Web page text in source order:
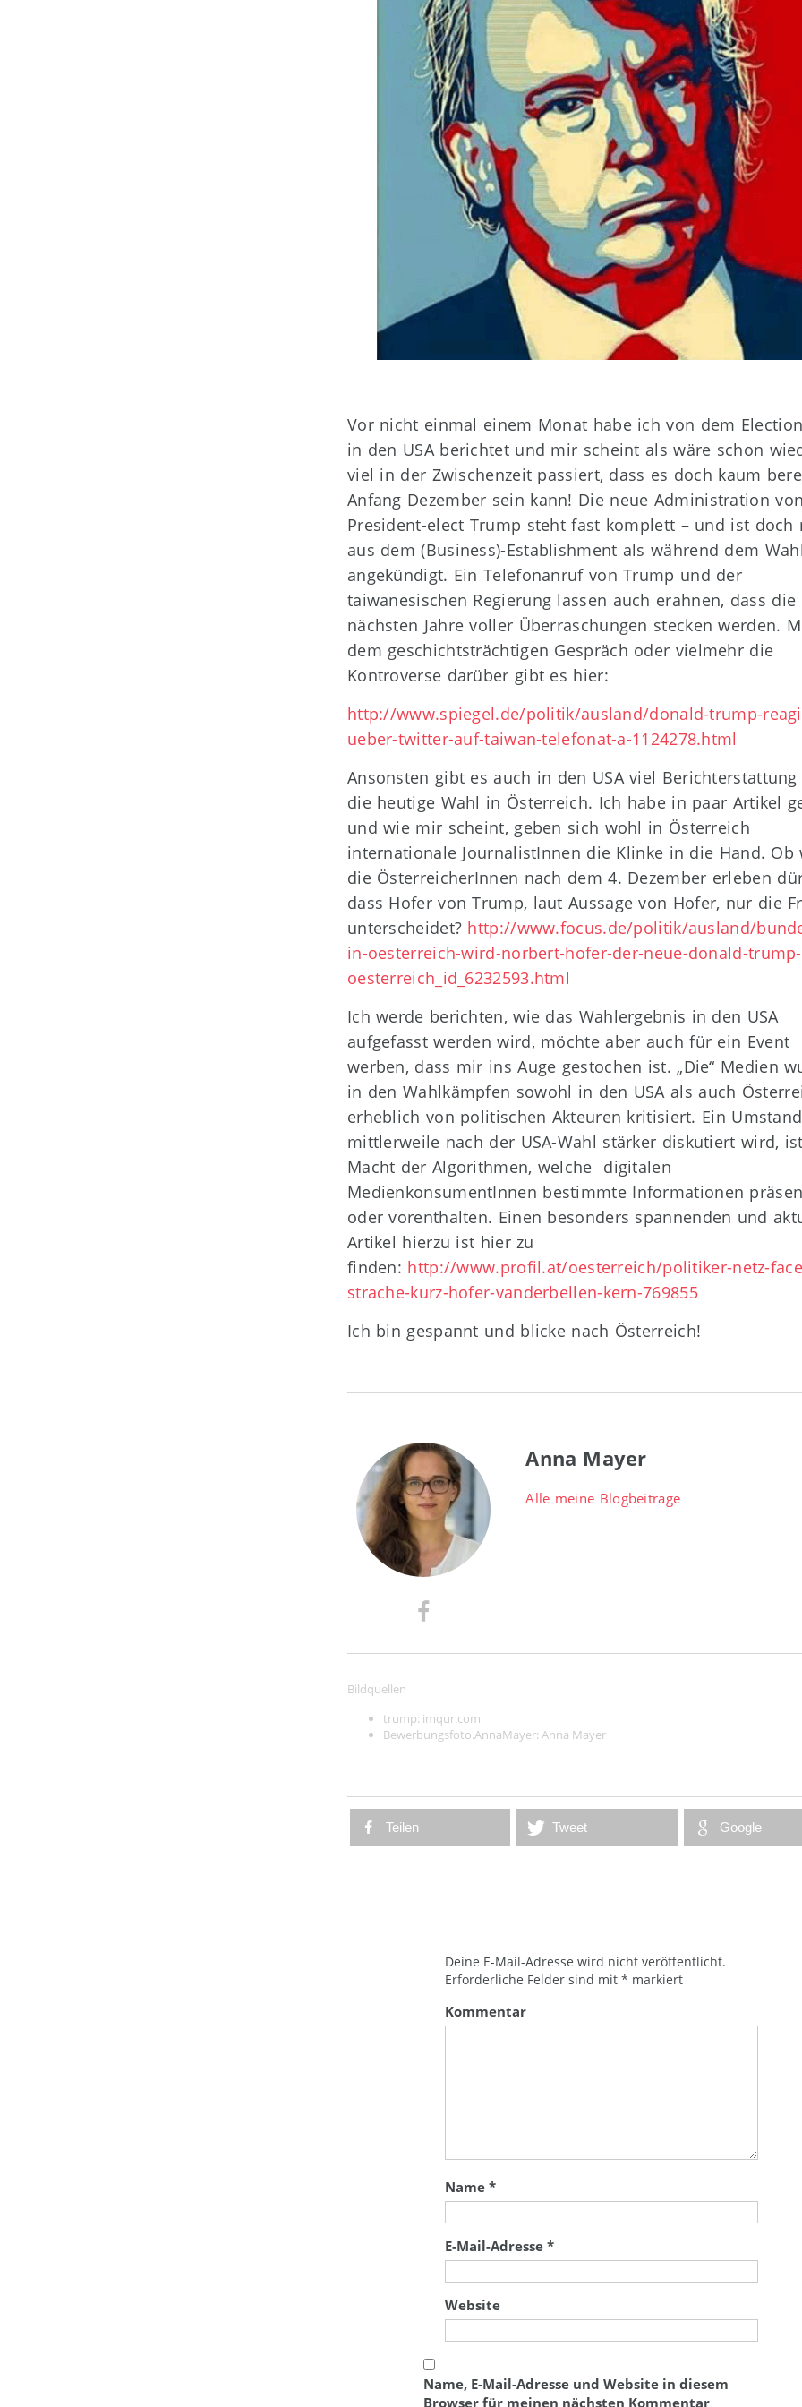
Vor nicht einmal einem Monat habe ich von dem
in den USA berichtet und mir scheint als wäre schon
viel in der Zwischenzeit passiert, dass es doch kaum
Anfang Dezember sein kann! Die neue Administration von
President-elect Trump steht fast komplett – und ist doch
aus dem (Business)-Establishment als während dem
angekündigt. Ein Telefonanruf von Trump und der
taiwanesischen Regierung lassen auch erahnen, dass die
nächsten Jahre voller Überraschungen stecken werden.
dem geschichtsträchtigen Gespräch oder vielmehr die
Kontroverse darüber gibt es hier:
http://www.spiegel.de/politik/ausland/donald-trump-
ueber-twitter-auf-taiwan-telefonat-a-1124278.html
Ansonsten gibt es auch in den USA viel
die heutige Wahl in Österreich. Ich habe in paar Artikel
und wie mir scheint, geben sich wohl in Österreich
internationale JournalistInnen die Klinke in die Hand. Ob
die ÖsterreicherInnen nach dem 4. Dezember erleben
dass Hofer von Trump, laut Aussage von Hofer, nur die
unterscheidet? http://www.focus.de/politik/ausland/
in-oesterreich-wird-norbert-hofer-der-neue-donald-
oesterreich_id_6232593.html
Ich werde berichten, wie das Wahlergebnis in den USA
aufgefasst werden wird, möchte aber auch für ein Event
werben, dass mir ins Auge gestochen ist. „Die“ Medien
in den Wahlkämpfen sowohl in den USA als auch
erheblich von politischen Akteuren kritisiert. Ein
mittlerweile nach der USA-Wahl stärker diskutiert wird,
Macht der Algorithmen, welche digitalen
MedienkonsumentInnen bestimmte Informationen
oder vorenthalten. Einen besonders spannenden und
Artikel hierzu ist hier zu
finden: http://www.profil.at/oesterreich/politiker-netz-
strache-kurz-hofer-vanderbellen-kern-769855
Ich bin gespannt und blicke nach Österreich!
Anna Mayer
Alle meine Blogbeiträge
Bildquellen
trump: imqur.com
Bewerbungsfoto.AnnaMayer: Anna Mayer
Teilen Tweet Google
Deine E-Mail-Adresse wird nicht veröffentlicht.
Erforderliche Felder sind mit* markiert
Kommentar
Name*
E-Mail-Adresse*
Website
Name, E-Mail-Adresse und Website in diesem
Browser für meinen nächsten Kommentar